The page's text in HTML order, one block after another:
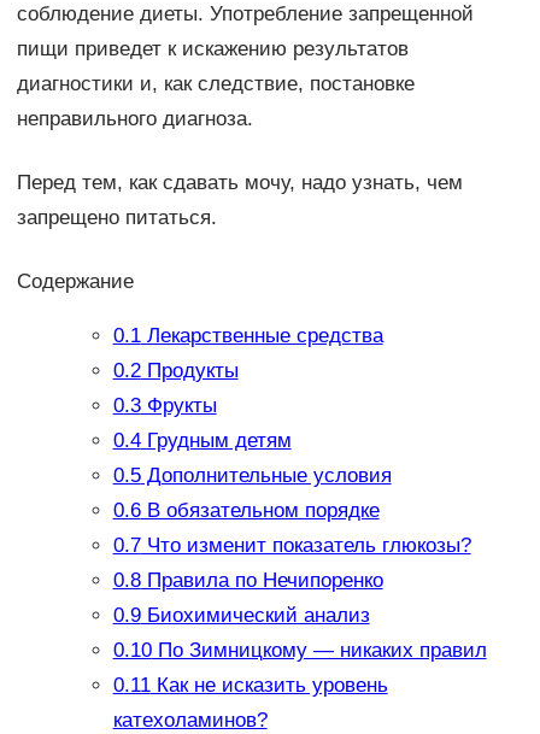
соблюдение диеты. Употребление запрещенной
пищи приведет к искажению результатов
диагностики и, как следствие, постановке
неправильного диагноза.
Перед тем, как сдавать мочу, надо узнать, чем
запрещено питаться.
Содержание
0.1Лекарственные средства
0.2Продукты
0.3Фрукты
0.4Грудным детям
0.5Дополнительные условия
0.6В обязательном порядке
0.7Что изменит показатель глюкозы?
0.8Правила по Нечипоренко
0.9Биохимический анализ
0.10По Зимницкому — никаких правил
0.11Как не исказить уровень
катехоламинов?